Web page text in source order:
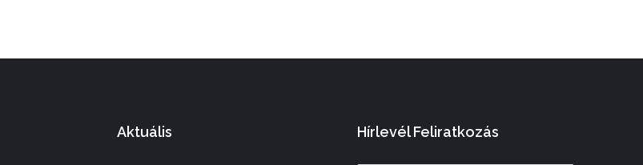
Aktuális Hírlevél Feliratkozás